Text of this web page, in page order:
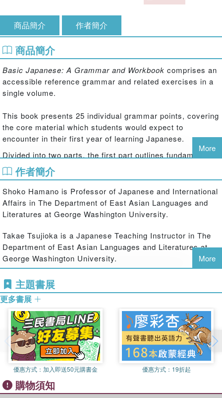
商品簡介 作者簡介
商品簡介
Basic Japanese: A Grammar and Workbook comprises an
accessible reference grammar and related exercises in a
single volume.
This book presents 25 individual grammar points, covering
the core material which students would expect to
encounter in their first year of learning Japanese.
Divided into two parts, the first part outlines fundamental
components of Japanese including the writing system,
pronunciation, word order, particles and conjugation
patterns, while the second part builds on this foundation
by introducing basic grammatical patterns organised by
the task they achieve. Grammar points are followed by
students to reinforce and consolidate their learning.
Key features include:
many useful language examples
transliteration of all examples
jargon-free explanations of grammar
abundant exercises with full answer key
subject index.
Basic Japaneseis suitable both for class use and
independent study making it an ideal grammar reference
and practice resource for both beginners and students
with some knowledge of the language.
More
作者簡介
Shoko Hamano is Professor of Japanese and International
Affairs in The Department of East Asian Languages and
Literatures at George Washington University.
Takae Tsujioka is a Japanese Teaching Instructor in The
Department of East Asian Languages and Literatures at
George Washington University.
More
主題書展
更多書展
優惠方式： 加入即送50元購書金 優惠方式： 19折起
購物須知